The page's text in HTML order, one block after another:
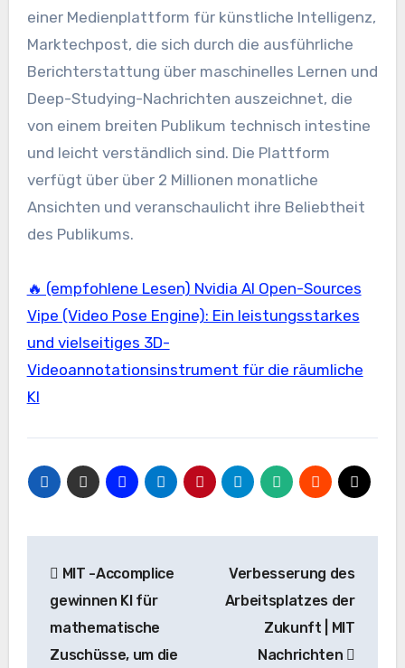
einer Medienplattform für künstliche Intelligenz,
Marktechpost, die sich durch die ausführliche
Berichterstattung über maschinelles Lernen und
Deep-Studying-Nachrichten auszeichnet, die
von einem breiten Publikum technisch intestine
und leicht verständlich sind. Die Plattform
verfügt über über 2 Millionen monatliche
Ansichten und veranschaulicht ihre Beliebtheit
des Publikums.
🔥 (empfohlene Lesen) Nvidia AI Open-Sources
Vipe (Video Pose Engine): Ein leistungsstarkes
und vielseitiges 3D-
Videoannotationsinstrument für die räumliche
KI
Navigation
MIT -Accomplice
gewinnen KI für
mathematische
Zuschüsse, um die
Verbesserung des
Arbeitsplatzes der
Zukunft | MIT
Nachrichten